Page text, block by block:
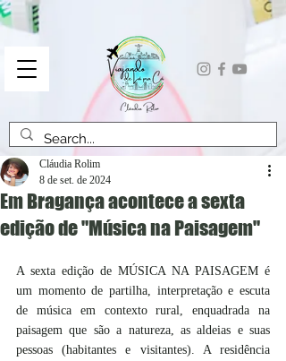
Em Bragança acontece a sexta
edição de "Música na Paisagem"
Cláudia Rolim
8 de set. de 2024
A sexta edição de MÚSICA NA PAISAGEM é
um momento de partilha, interpretação e escuta
de música em contexto rural, enquadrada na
paisagem que são a natureza, as aldeias e suas
pessoas (habitantes e visitantes). A residência